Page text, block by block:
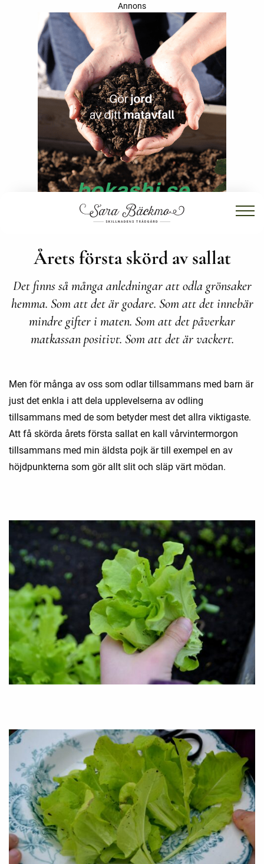
Annons
Årets första skörd av sallat
Det finns så många anledningar att odla grönsaker
hemma. Som att det är godare. Som att det innebär
mindre gifter i maten. Som att det påverkar
matkassan positivt. Som att det är vackert.
Men för många av oss som odlar tillsammans med barn är
just det enkla i att dela upplevelserna av odling
tillsammans med de som betyder mest det allra viktigaste.
Att få skörda årets första sallat en kall vårvintermorgon
tillsammans med min äldsta pojk är till exempel en av
höjdpunkterna som gör allt slit och släp värt mödan.